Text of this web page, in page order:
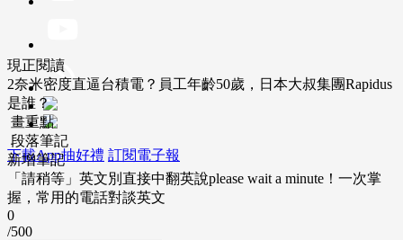
下載App抽好禮 訂閱電子報
現正閱讀
2奈米密度直逼台積電？員工年齡50歲，日本大叔集團Rapidus
是誰？
畫重點
段落筆記
新增筆記
「請稍等」英文別直接中翻英說please wait a minute！一次掌
握，常用的電話對談英文
0
/500